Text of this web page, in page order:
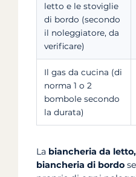
letto e le stoviglie
di bordo (secondo
il noleggiatore, da
verificare)
Il gas da cucina (di
norma 1 o 2
bombole secondo
la durata)
La biancheria da
biancheria di bordo